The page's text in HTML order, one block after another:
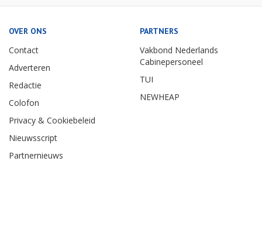
OVER ONS
Contact
Adverteren
Redactie
Colofon
Privacy & Cookiebeleid
Nieuwsscript
Partnernieuws
PARTNERS
Vakbond Nederlands
Cabinepersoneel
TUI
NEWHEAP